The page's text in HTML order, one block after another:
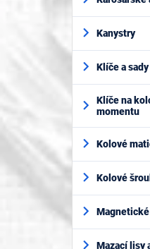
Kanystry
Klíče a
Klíče na
momentu
Kolové
Kolové
Mazací lisy